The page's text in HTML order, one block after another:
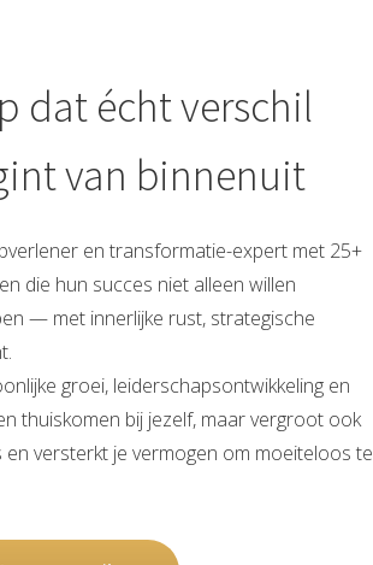
dat écht verschil
van binnenuit
en transformatie-expert met 25+
die hun succes niet alleen willen
— met innerlijke rust, strategische
groei, leiderschapsontwikkeling en
thuiskomen bij jezelf, maar vergroot ook
versterkt je vermogen om moeiteloos te